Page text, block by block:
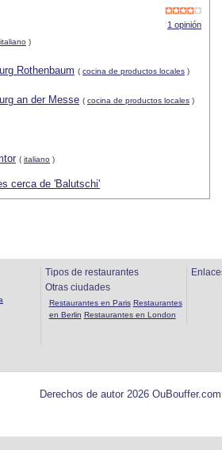
1 opinión
italiano )
Rothenbaum ( cocina de productos locales )
an der Messe ( cocina de productos locales )
( italiano )
cerca de 'Balutschi'
Tipos de restaurantes
Otras ciudades
Restaurantes en Paris Restaurantes
en Berlin Restaurantes en London
Derechos de autor 2026